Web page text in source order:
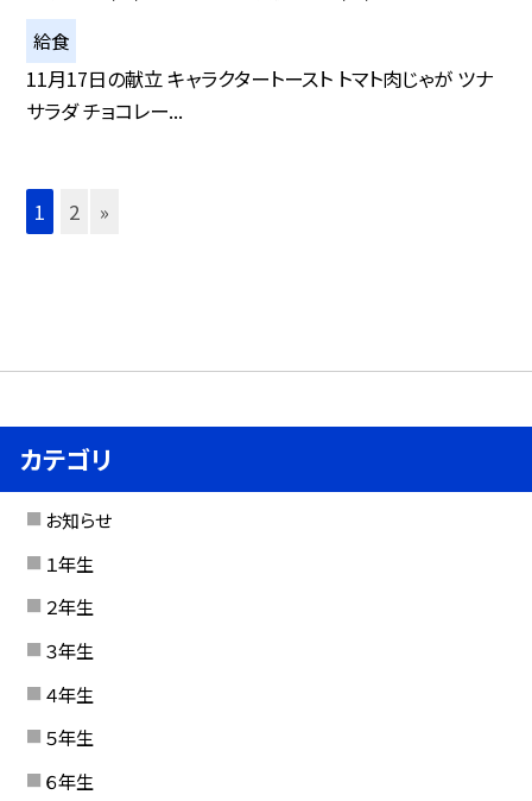
給食
11月17日の献立 キャラクタートースト トマト肉じゃが ツナ
サラダ チョコレー...
1 2 »
カテゴリ
お知らせ
１年生
２年生
３年生
４年生
５年生
６年生